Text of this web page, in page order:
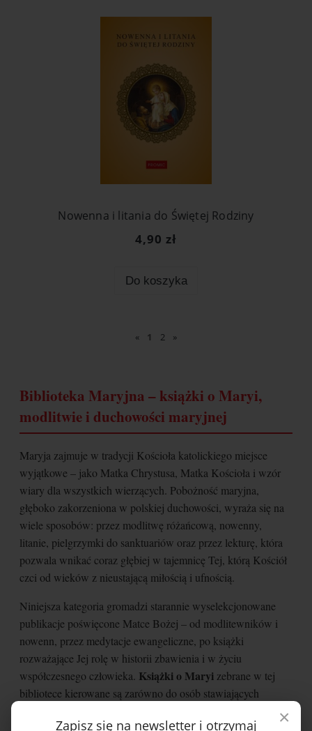
Nowenna i litania do Świętej Rodziny
4,90 zł
Do koszyka
« 1 2 »
Biblioteka Maryjna – książki o Maryi,
modlitwie i duchowości maryjnej
Maryja zajmuje w tradycji Kościoła katolickiego miejsce
wyjątkowe – jako Matka Chrystusa, Matka Kościoła i wzór
wiary dla wszystkich wierzących. Pobożność maryjna,
głęboko zakorzeniona w polskiej duchowości, wyraża się na
wiele sposobów: przez modlitwę różańcową, nowenny,
litanie, pielgrzymki do sanktuariów oraz przez lekturę, która
pozwala wnikać coraz głębiej w tajemnicę Tej, którą Kościół
czci od wieków z nieustającą miłością i ufnością.
Niniejsza kategoria gromadzi starannie wyselekcjonowane
publikacje poświęcone Matce Bożej – od modlitewników i
nowenn, przez medytacje ewangeliczne, po książki
rozważające Jej rolę w historii zbawienia i w życiu
współczesnego człowieka. Książki o Maryi zebrane w tej
bibliotece kierowane są zarówno do osób stawiających
pierwsze kroki w duchowości maryjnej, jak i do tych, którzy
od lat pielęgnują szczególną więź z Matką Bożą i szukają
×
Zapisz się na newsletter i otrzymaj